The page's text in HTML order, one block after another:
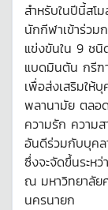
สำหรับในปีนี้สโ
นักกีฬาเข้าร่วม
แข่งขันใน 9 ช
แบดมินตัน กรีฑ
เพื่อส่งเสริมให้
พลานามัย ตลอ
ความรัก ความ
อันดีร่วมกับบุค
ซึ่งจะจัดขึ้นระ
ณ มหาวิทยาลัย
นครนายก